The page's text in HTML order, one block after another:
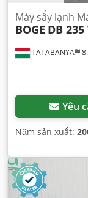
TATABANYA
Máy sấy lạnh
BOGE DB
Yêu
Năm sản xuất: